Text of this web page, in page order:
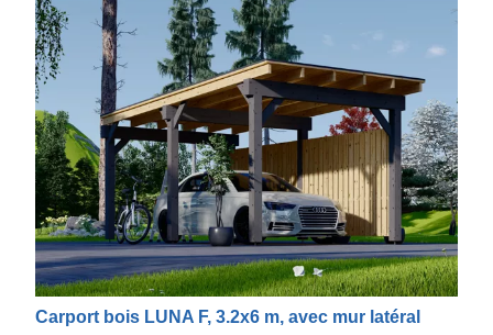
Carport bois LUNA F, 3.2x6 m, avec mur latéral